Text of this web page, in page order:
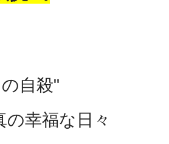
の自殺"
幸福な日々